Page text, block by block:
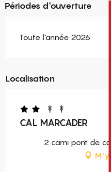
Périodes d'ouverture
Toute l'année 2026
Localisation
CAL MARCADER
2 cami pont de
M'y